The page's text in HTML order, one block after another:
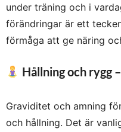
under träning och i
förändringar är ett
förmåga att ge näring
Hållning och rygg
Graviditet och amning
och hållning. Det är